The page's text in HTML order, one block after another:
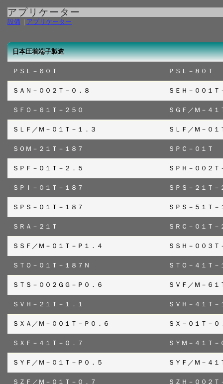
アプリケーター
設備 | アプリケーター
日本圧着端子製造
ＰＳＬ－６０Ｔ ＰＳＬ－８０Ｔ
ＳＡＮ－００２Ｔ－０．８ ＳＥＨ－００１Ｔ
ＳＦＯ－６１Ｔ－２５０ ＳＧＦ／Ｍ－４１
ＳＬＦ／Ｍ－０１Ｔ－１．３ ＳＬＦ／Ｍ－０１
ＳＯＭ－２１Ｔ－１８７ ＳＰＣ－０１Ｔ
ＳＰＦ－０１Ｔ－２．５ ＳＰＨ－００２Ｔ
ＳＰＩ－０１Ｔ－１８７ ＳＰＳ－２１Ｔ－
ＳＰＳ－０１Ｔ－１８７ ＳＰＳ－５１Ｔ－
ＳＲＡ－２１Ｔ ＳＲＣ－０１Ｔ－
ＳＳＦ／Ｍ－０１Ｔ－Ｐ１．４ ＳＳＨ－００３Ｔ
ＳＴＯ－０１Ｔ－１８７Ｎ ＳＴＯ－４１Ｔ－
ＳＴＳ－００２ＧＧ－Ｐ０．６ ＳＶＦ／Ｍ－６１
ＳＶＨ－２１Ｔ－１．１ ＳＶＨ－４１Ｔ－
ＳＸＡ／Ｍ－００１Ｔ－Ｐ０．６ ＳＸ－０１Ｔ－０
ＳＸＦ－４１Ｔ－０．７ ＳＹＭ－４１Ｔ－
ＳＹＦ／Ｍ－０１Ｔ－Ｐ０．５ ＳＹＦ／Ｍ－４１
ＳＺＦ／Ｍ－０１Ｔ－０．７ ＳＺＨ－００２Ｔ